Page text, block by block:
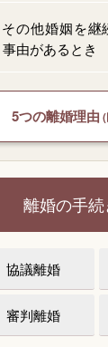
その他婚姻を継
事由があるとき
5つの離婚理由
離婚の手
協議離婚
審判離婚